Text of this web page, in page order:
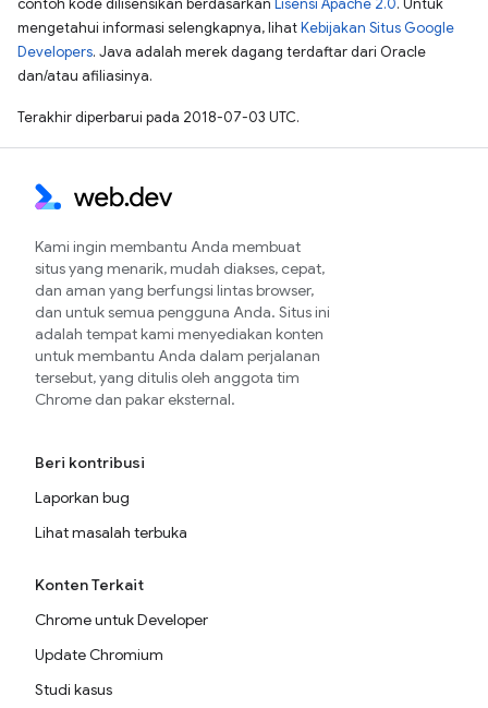
contoh kode dilisensikan berdasarkan Lisensi Apache 2.0. Untuk
mengetahui informasi selengkapnya, lihatKebijakan Situs Google
Developers. Java adalah merek dagang terdaftar dari Oracle
dan/atau afiliasinya.
Terakhir diperbarui pada 2018-07-03 UTC.
Kami ingin membantu Anda membuat
situs yang menarik, mudah diakses, cepat,
dan aman yang berfungsi lintas browser,
dan untuk semua pengguna Anda. Situs ini
adalah tempat kami menyediakan konten
untuk membantu Anda dalam perjalanan
tersebut, yang ditulis oleh anggota tim
Chrome dan pakar eksternal.
Beri kontribusi
Laporkan bug
Lihat masalah terbuka
Konten Terkait
Chrome untuk Developer
Update Chromium
Studi kasus